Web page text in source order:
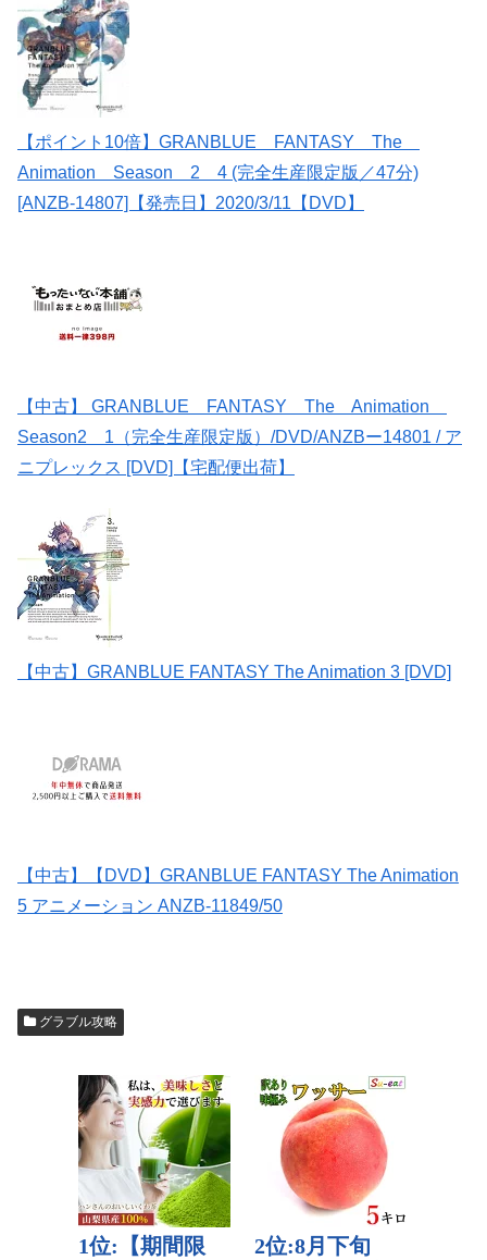
【ポイント10倍】GRANBLUE FANTASY The
Animation Season 2 4 (完全生産限定版／47分)
[ANZB-14807]【発売日】2020/3/11【DVD】
【中古】 GRANBLUE FANTASY The Animation
Season2 1（完全生産限定版）/DVD/ANZBー14801 / ア
ニプレックス [DVD]【宅配便出荷】
【中古】GRANBLUE FANTASY The Animation 3 [DVD]
【中古】【DVD】GRANBLUE FANTASY The Animation
5 アニメーション ANZB-11849/50
グラブル攻略